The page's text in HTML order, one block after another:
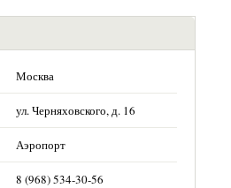
Москва
ул. Черняховского, д. 16
Аэропорт
8 (968) 534-30-56